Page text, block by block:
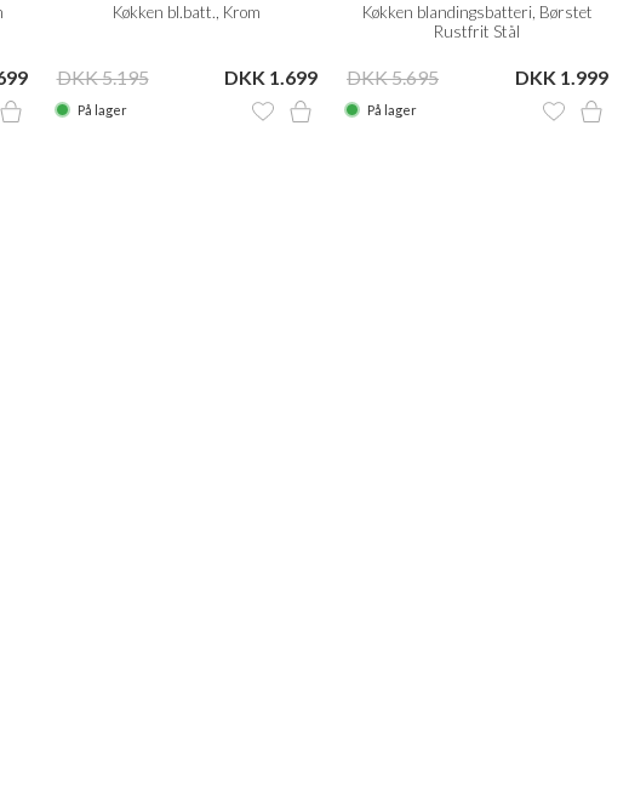
Køkken bl.batt., Krom
DKK 5.195 DKK 1.699
På lager
Køkken blandingsbatteri, Børstet
Rustfrit Stål
DKK 5.695 DKK 1.999
På lager